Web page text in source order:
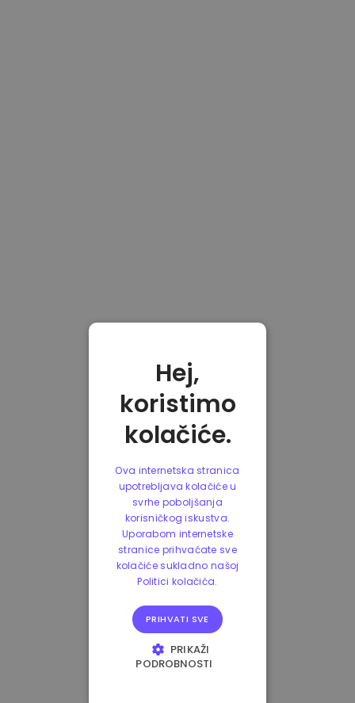
Hej,
koristimo
kolačiće.
Ova internetska stranica
upotrebljava kolačiće u
svrhe poboljšanja
korisničkog iskustva.
Uporabom internetske
stranice prihvaćate sve
kolačiće sukladno našoj
Politici kolačića.
PRIHVATI SVE
PRIKAŽI
PODROBNOSTI